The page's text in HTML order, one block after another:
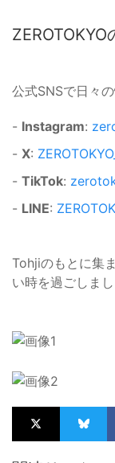
ZEROTOKYO
公式SNSで日々
- Instagram:
- X:
- TikTok:
- LINE:
Tohjiのもとに集
い時を過ごしまし